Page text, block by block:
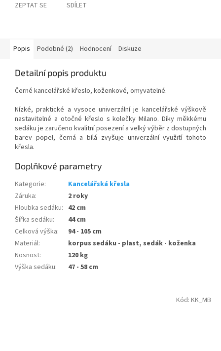
ZEPTAT SE SDÍLET
Popis Podobné (2) Hodnocení Diskuze
Detailní popis produktu
Černé kancelářské křeslo, koženkové, omyvatelné.
Nízké, praktické a vysoce univerzální je kancelářské výškově
nastavitelné a otočné křeslo s kolečky Milano. Díky měkkému
sedáku je zaručeno kvalitní posezení a velký výběr z dostupných
barev popel, černá a bílá zvyšuje univerzální využití tohoto
křesla.
Doplňkové parametry
Kategorie:
Kancelářská křesla
Záruka:
2 roky
Hloubka sedáku: 42 cm
Šířka sedáku:
44 cm
Celková výška:
94 - 105 cm
Materiál:
korpus sedáku - plast, sedák - koženka
Nosnost:
120 kg
Výška sedáku: 47 - 58 cm
Kód: KK_MB